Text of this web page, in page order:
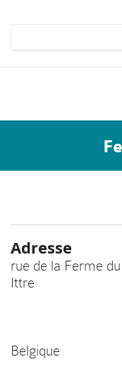
Adresse
rue de la Ferme
Ittre
Belgique